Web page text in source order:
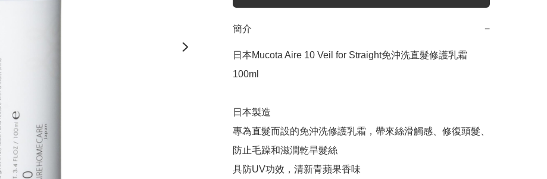
簡介 −
日本Mucota Aire 10 Veil for Straight免沖洗直髮修護乳霜
100ml
日本製造
專為直髮而設的免沖洗修護乳霜，帶來絲滑觸感、修復頭髮、
防止毛躁和滋潤乾旱髮絲
具防UV功效，清新青蘋果香味